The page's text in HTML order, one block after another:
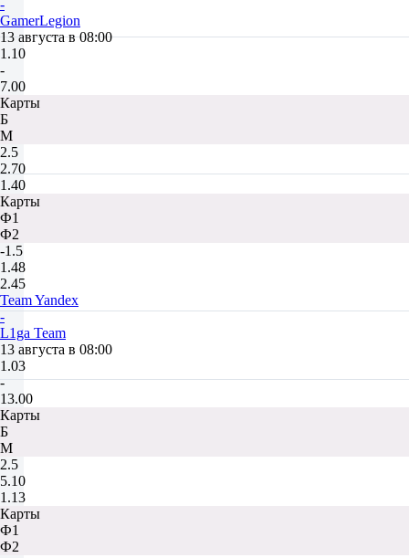
-
GamerLegion
13 августа в 08:00
1.10
-
7.00
Карты
Б
М
2.5
2.70
1.40
Карты
Ф1
Ф2
-1.5
1.48
2.45
Team Yandex
-
L1ga Team
13 августа в 08:00
1.03
-
13.00
Карты
Б
М
2.5
5.10
1.13
Карты
Ф1
Ф2